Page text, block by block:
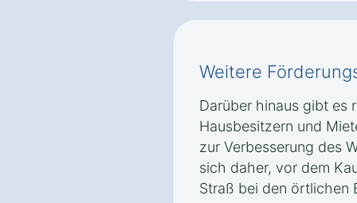
Weitere
Darüber hinaus gibt es
Hausbesitzern und
zur Verbesserung des
sich daher, vor dem
Straß bei den örtlichen